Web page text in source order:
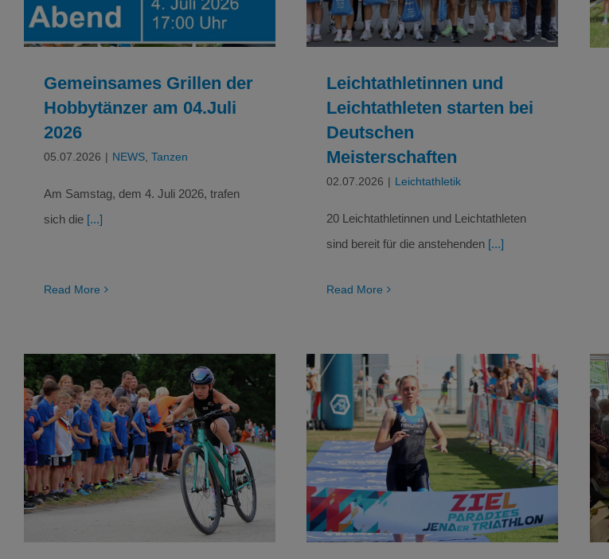
Gemeinsames Grillen der
Hobbytänzer am 04.Juli
2026
05.07.2026 | NEWS Tanzen
Am Samstag, dem 4. Juli 2026, trafen
sich die [...]
Read More
Leichtathletik
Leichtathletinnen und
Leichtathleten starten bei
Deutschen
Meisterschaften
02.07.2026 | Leichtathletik
20 Leichtathletinnen und Leichtathleten
sind bereit für die anstehenden [...]
Read More
19. DTU Schultour voller Erfolg
Triathlon
Polly Vierhufe zum Dritten
Triathlon